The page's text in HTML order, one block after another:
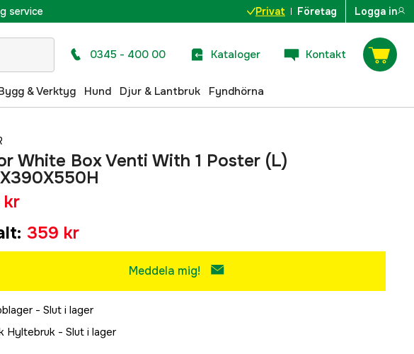
service Privat Företag Logga in
0345 - 400 00 Kataloger Kontakt
& Verktyg Hund Djur & Lantbruk Fyndhörna
White Box Venti With 1 Poster (L)
kr
: 359 kr
Meddela mig!
- Slut i lager
Hyltebruk - Slut i lager